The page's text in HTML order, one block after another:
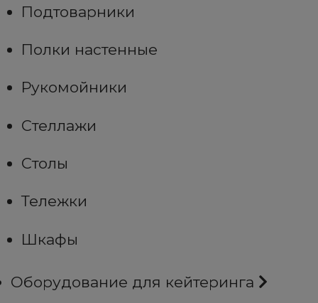
Подтоварники
Полки настенные
Рукомойники
Стеллажи
Столы
Тележки
Шкафы
Оборудование для кейтеринга